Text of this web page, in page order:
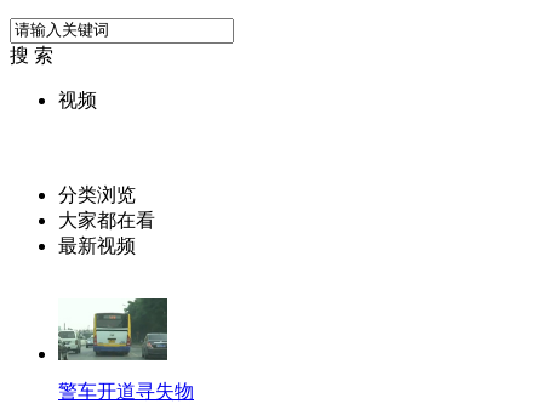
搜 索
视频
分类浏览
大家都在看
最新视频
警车开道寻失物